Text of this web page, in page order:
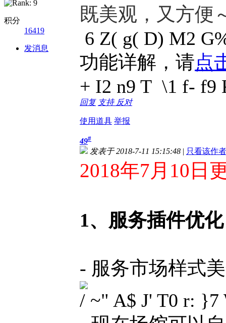
积分
16419
发消息
既美观，又方便
6 Z( g( D) M2
功能详解，请点
+ I2 n9 T \1 f- f9
回复 支持 反对
使用道具 举报
49#
发表于 2018-7-11 15:15:48 | 只看该作者
2018年7月10日
1、服务插件优化
- 服务市场样式
/ ~" A$ J' T0 r: }7